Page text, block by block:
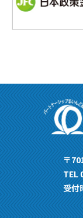
〒
TEL
受付